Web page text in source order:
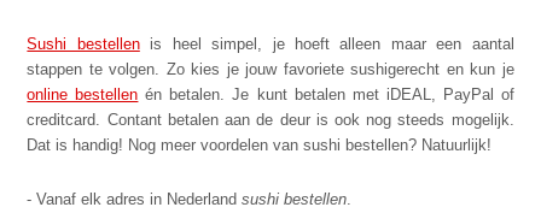
Sushi bestellenis heel simpel, je hoeft alleen maar een aantal
stappen te volgen. Zo kies je jouw favoriete sushigerecht en kun je
online bestellen én betalen. Je kunt betalen met iDEAL, PayPal of
creditcard. Contant betalen aan de deur is ook nog steeds mogelijk.
Dat is handig! Nog meer voordelen van sushi bestellen? Natuurlijk!
- Vanaf elk adres in Nederlandsushi bestellen